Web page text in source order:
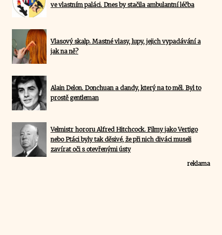
ve vlastním paláci. Dnes by stačila ambulantní léčba
Vlasový skalp. Mastné vlasy, lupy, jejich vypadávání a
jak na ně?
Alain Delon. Donchuan a dandy, který na to měl. Byl to
prostě gentleman
Velmistr hororu Alfred Hitchcock. Filmy jako Vertigo
nebo Ptáci byly tak děsivé, že při nich diváci museli
zavírat oči s otevřenými ústy
reklama